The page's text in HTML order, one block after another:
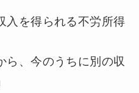
入を得られる不労所得
ら、今のうちに別の収